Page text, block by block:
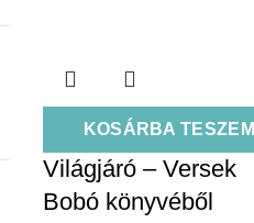
KOSÁRBA TESZEM
Világjáró – Versek
Bobó könyvéből